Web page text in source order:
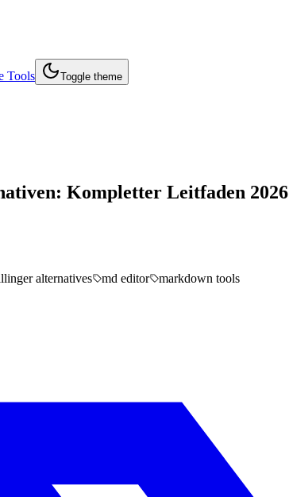
Tools Toggle theme
Kompletter Leitfaden 2026
alternatives md editor markdown tools